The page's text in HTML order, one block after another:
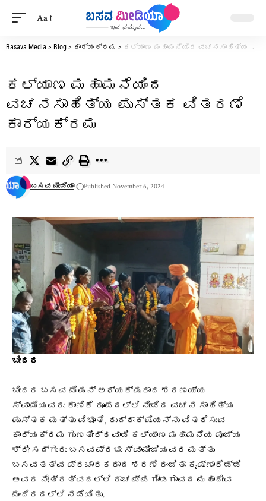
Aa
Basava Media > Blog > ಕಾರ್ಯಕ್ರಮ > ಕಲ್ಯಾಣ ಮಹಾಮನೆಯಿಂದ ವಚನಸಾಹಿತ್ಯ ಪುಸ್ತಕ ವಿತರಣೆ ಕಾರ್ಯಕ್ರಮ
ಕಲ್ಯಾಣ ಮಹಾಮನೆಯಿಂದ
ವಚನಸಾಹಿತ್ಯ ಪುಸ್ತಕ ವಿತರಣೆ
ಕಾರ್ಯಕ್ರಮ
ಬಸವ ಮೀಡಿಯಾ Published November 6, 2024
ಬೀದರ
ಬೀದರ ಬಸವ ಮಿಷನ್ ಅಧ್ಯಕ್ಷರಾದ ಶರಣಯ್ಯ
ಸ್ವಾಮಿಯವರು ಕಾಣಿಕೆ ರೂಪದಲ್ಲಿ ನೀಡಿದ ವಚನ ಸಾಹಿತ್ಯ
ಪುಸ್ತಕ ಮತ್ತು ವಿಭೂತಿ, ರುದ್ರಾಕ್ಷಿಯನ್ನು ವಿತರಿಸುವ
ಕಾರ್ಯಕ್ರಮ ಗುಣತೀರ್ಥವಾಡಿ ಕಲ್ಯಾಣ ಮಹಾಮನೆಯ ಪೂಜ್ಯ
ಶ್ರೀ ಸದ್ಗುರು ಬಸವಪ್ರಭು ಸ್ವಾಮೀಜಿಯವರ ಮತ್ತು
ಬಸವತತ್ವ ಪ್ರಚಾರಕರಾದ ಶರಣೆ ರಂಜಿತಾ ಕೃಷ್ಣಾರೆಡ್ಡಿ
ಅವರ ನೇತ್ರತ್ವದಲ್ಲಿ ರಾಚಪ್ಪ ಗೌಡಗಾವದ ಮಹಾದೇವ
ಮಂದಿರದಲ್ಲಿ ನಡೆಯಿತು.